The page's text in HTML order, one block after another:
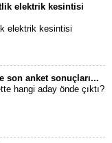
elektrik kesintisi
elektrik kesintisi
son anket sonuçları...
hangi aday önde çıktı?